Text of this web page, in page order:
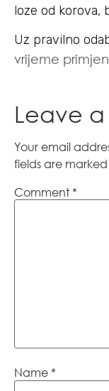
loze od korova,
Uz pravilno
vrijeme
Leave a
Your email
fields are marked
Comment *
Name *